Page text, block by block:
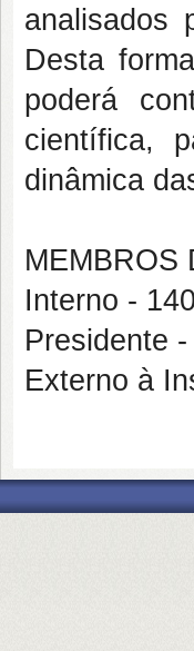
analisados
Desta
poderá
científica,
dinâmica
MEMBROS
Interno -
Presidente
Externo à